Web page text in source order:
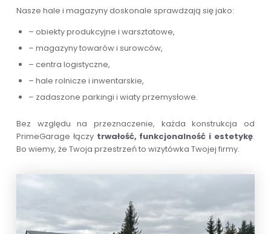
Nasze hale i magazyny doskonale sprawdzają się jako:
– obiekty produkcyjne i warsztatowe,
– magazyny towarów i surowców,
– centra logistyczne,
– hale rolnicze i inwentarskie,
– zadaszone parkingi i wiaty przemysłowe.
Bez względu na przeznaczenie, każda konstrukcja od
PrimeGarage łączy trwałość, funkcjonalność i estetykę.
Bo wiemy, że Twoja przestrzeń to wizytówka Twojej firmy.